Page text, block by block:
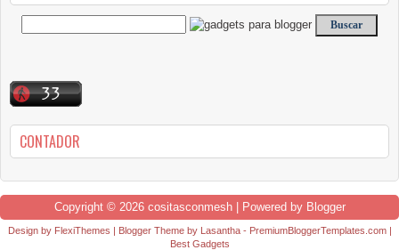
CONTADOR
Copyright © 2026 cositasconmesh| Powered by Blogger
Design by FlexiThemes | Blogger Theme by Lasantha- PremiumBloggerTemplates.com|
Best Gadgets